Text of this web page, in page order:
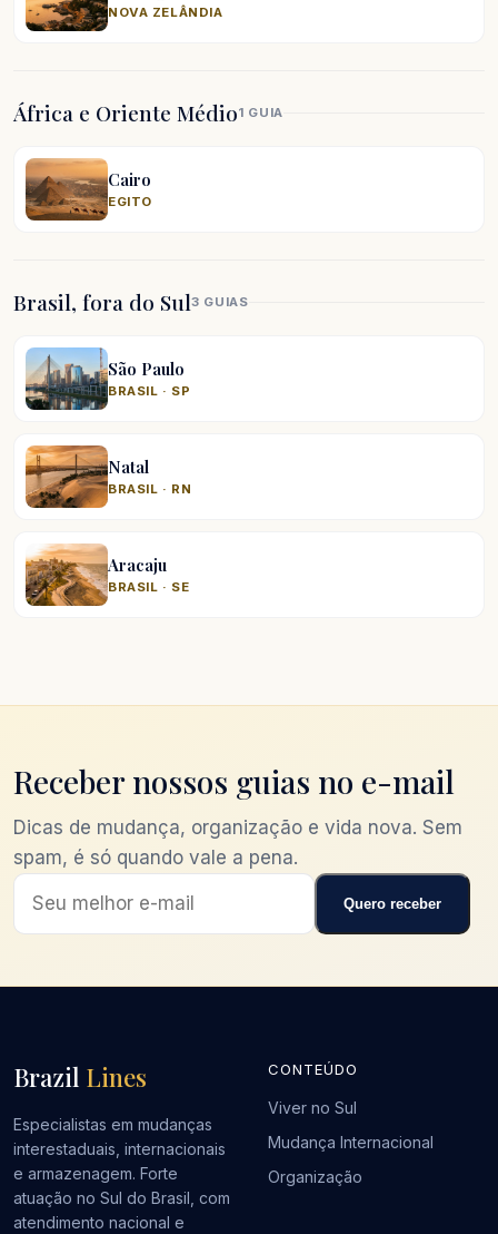
NOVA ZELÂNDIA
África e Oriente Médio1 GUIA
Cairo
EGITO
Brasil, fora do Sul3 GUIAS
São Paulo
BRASIL · SP
Natal
BRASIL · RN
Aracaju
BRASIL · SE
Receber nossos guias no e-mail
Dicas de mudança, organização e vida nova. Sem
spam, é só quando vale a pena.
Quero receber
Brazil Lines
Especialistas em mudanças
interestaduais, internacionais
e armazenagem. Forte
atuação no Sul do Brasil, com
atendimento nacional e
CONTEÚDO
Viver no Sul
Mudança Internacional
Organização